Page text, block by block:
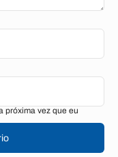
próxima vez que eu